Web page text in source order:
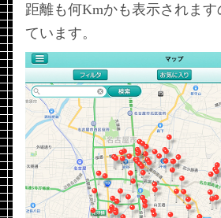
距離も何Kmかも表示されま
ています。